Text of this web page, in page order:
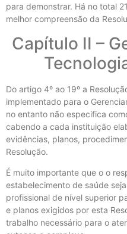
para demonstrar. Há no total
melhor compreensão da
Capítulo II –
Do artigo 4º ao 19º a
implementado para o
no entanto não especifica
cabendo a cada instituição
evidências, planos,
Resolução.
É muito importante que o o
estabelecimento de saúde
profissional de nível superior
e planos exigidos por esta
trabalho necessário para o